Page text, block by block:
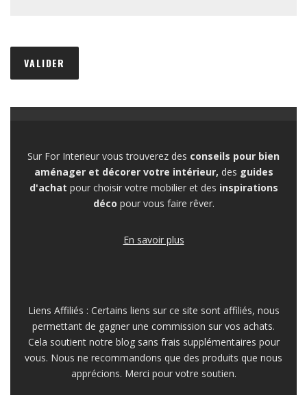
Sur For Interieur vous trouverez des conseils pour bien
aménager et décorer votre intérieur, des guides
d'achat pour choisir votre mobilier et des inspirations
déco pour vous faire rêver.
En savoir plus
Liens Affiliés : Certains liens sur ce site sont affiliés, nous
permettant de gagner une commission sur vos achats.
Cela soutient notre blog sans frais supplémentaires pour
vous. Nous ne recommandons que des produits que nous
apprécions. Merci pour votre soutien.